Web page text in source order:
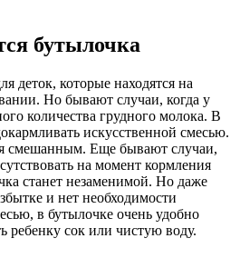
бутылочка
деток, которые находятся на
Но бывают случаи, когда у
количества грудного молока. В
искусственной смесью.
смешанным. Еще бывают случаи,
на момент кормления
станет незаменимой. Но даже
и нет необходимости
в бутылочке очень удобно
ребенку сок или чистую воду.